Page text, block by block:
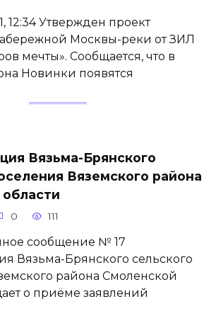
12:34 Утвержден проект
Москвы-реки от ЗИЛ
мечты». Сообщается, что в
Новинки появятся
Вязьма-Брянского
Вяземского района
0 111
сообщение № 17
Вязьма-Брянского сельского
района Смоленской
о приёме заявлений